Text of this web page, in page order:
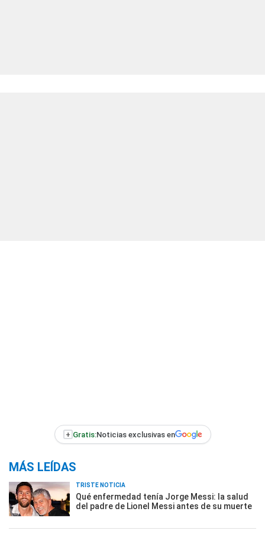
+ Gratis:Noticias exclusivas en
MÁS LEÍDAS
TRISTE NOTICIA
Qué enfermedad tenía Jorge Messi: la salud
del padre de Lionel Messi antes de su muerte